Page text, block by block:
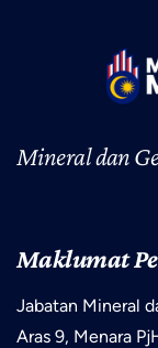
Mineral dan
Maklumat
Jabatan Mineral
Aras 9, Menara